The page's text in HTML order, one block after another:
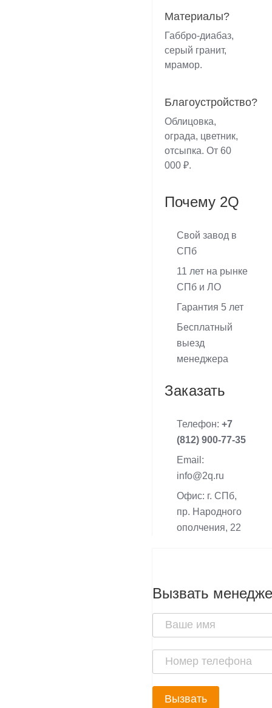
Материалы?
Габбро-диабаз,
серый гранит,
мрамор.
Благоустройство?
Облицовка,
ограда, цветник,
отсыпка. От 60
000 ₽.
Почему 2Q
Свой завод в
СПб
11 лет на рынке
СПб и ЛО
Гарантия 5 лет
Бесплатный
выезд
менеджера
Заказать
Телефон: +7
(812) 900-77-35
Email:
info@2q.ru
Офис: г. СПб,
пр. Народного
ополчения, 22
Вызвать
Вызвать